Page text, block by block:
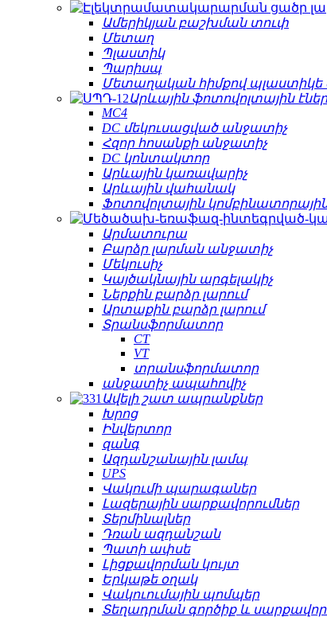
Ամերիկյան բաշխման տուփ
Մետաղ
Պլաստիկ
Պարիսպ
Մետաղական հիմքով պլաստիկե
Արևային ֆոտովոլտային
MC4
DC մեկուսացված անջատիչ
Հզոր հոսանքի անջատիչ
DC կոնտակտոր
Արևային կառավարիչ
Արևային վահանակ
Ֆոտովոլտային
Արմատուրա
Բարձր լարման անջատիչ
Մեկուսիչ
Կայծակնային արգելակիչ
Ներքին բարձր լարում
Արտաքին բարձր լարում
Տրանսֆորմատոր
CT
VT
տրանսֆորմատոր
անջատիչ ապահովիչ
Ավելի շատ ապրանքներ
Խրոց
Ինվերտոր
զանգ
Ազդանշանային լամպ
UPS
Վակումի պարագաներ
Լազերային սարքավորումներ
Տերմինալներ
Դռան ազդանշան
Պատի ափսե
Լիցքավորման կույտ
Երկաթե օղակ
Վակուումային պոմպեր
Տեղադրման գործիք և